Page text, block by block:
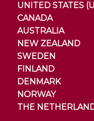
UNITED STATES
CANADA
AUSTRALIA
NEW ZEALAND
SWEDEN
FINLAND
DENMARK
NORWAY
THE